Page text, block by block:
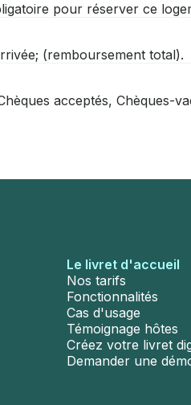
pour réserver ce
(remboursement total).
acceptés, Chèques-
Le livret d'accueil
Nos tarifs
Fonctionnalités
Cas d'usage
Témoignage hôtes
Créez votre livret
Demander une